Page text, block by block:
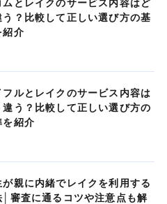
ムとレイクのサービス内容はど
う？比較して正しい選び方の基
紹介
フルとレイクのサービス内容は
違う？比較して正しい選び方の
を紹介
が親に内緒でレイクを利用する
│審査に通るコツや注意点も解